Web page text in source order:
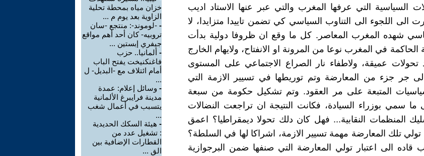
السياسية التي عرفها المغرب والتي عبر عنها الاستاد اديب
الى اللجوء الى التناوب السياسي كي تضمن تاييدا متزايدا، لا
شهده المغرب المعاصر. كل ما وقع ان ظروفا دولية بدأت
في المغرب نوعا من المرونة او الانفتاح، ولايهام الخارج
عميقة، ولاطفاء نار الصراع الاجتماعي على المستوى
جر جزء من المعارضة وتم توريطها في تسيير الازمة التي
المتبعة على مر العقود. وتم تشكيل حكومة من سبعة
سمي بوزراء السيادة، فكانت النتيجة ان تراجعت النضالات
المنظمات النقابية... فهل كان دلك تحولا ديمقراطيا؟ اعمق
تلك المعارضة مهمة تسيير الازمة، اشراكا لها في السلطة؟
قاده الى اعتبار تولي المعارضة التي صنفها ضمن البرجوازية
خزان مياه بمحطة تحلية
الزاوية بعد يوم م ...
- -لوموند-: منتجع -سان
تروبيه- كان أحد أهم مواقع
جيفري إبستين ...
- ألمانيا.. حزب
فاغنكنيخت يفتح الباب
أمام ائتلاف مع -البديل- ل
...
- وسائل إعلام: عمدة
مدينة فرايبرغ الألمانية
يتسبب في أعمال شغب
...
- هيئة السكك الحديدية
: تشغيل عدد من
القطارات الإضافية بين
الق ...